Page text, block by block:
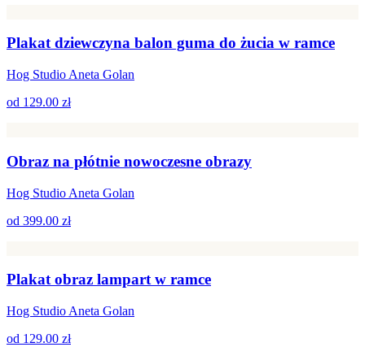
Plakat dziewczyna balon guma do żucia w ramce
Hog Studio Aneta Golan
od 129.00 zł
Obraz na płótnie nowoczesne obrazy
Hog Studio Aneta Golan
od 399.00 zł
Plakat obraz lampart w ramce
Hog Studio Aneta Golan
od 129.00 zł